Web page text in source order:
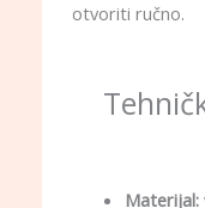
otvoriti ručno.
Materijal: